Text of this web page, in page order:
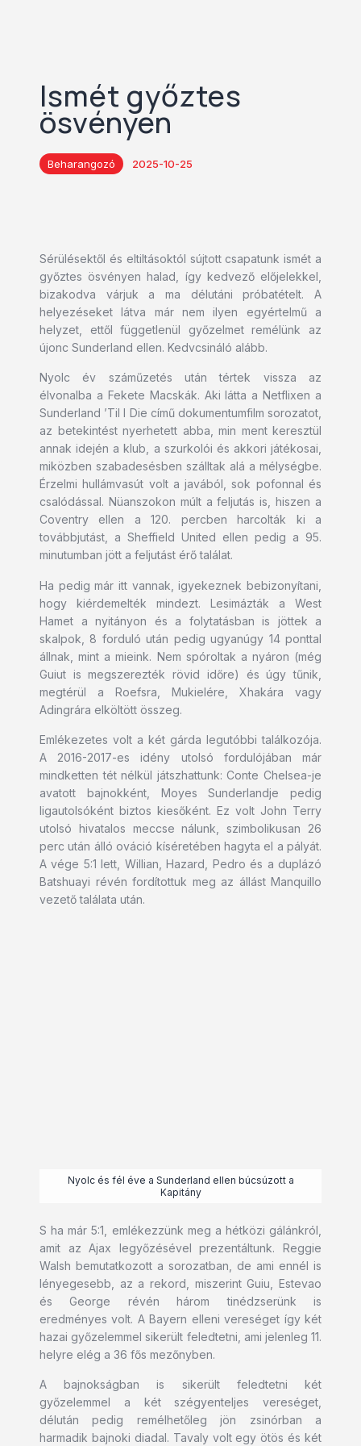
Ismét győztes
ösvényen
Beharangozó 2025-10-25
Sérülésektől és eltiltásoktól sújtott csapatunk ismét a
győztes ösvényen halad, így kedvező előjelekkel,
bizakodva várjuk a ma délutáni próbatételt. A
helyezéseket látva már nem ilyen egyértelmű a
helyzet, ettől függetlenül győzelmet remélünk az
újonc Sunderland ellen. Kedvcsináló alább.
Nyolc év száműzetés után tértek vissza az
élvonalba a Fekete Macskák. Aki látta a Netflixen a
Sunderland ’Til I Die című dokumentumfilm sorozatot,
az betekintést nyerhetett abba, min ment keresztül
annak idején a klub, a szurkolói és akkori játékosai,
miközben szabadesésben szálltak alá a mélységbe.
Érzelmi hullámvasút volt a javából, sok pofonnal és
csalódással. Nüanszokon múlt a feljutás is, hiszen a
Coventry ellen a 120. percben harcolták ki a
továbbjutást, a Sheffield United ellen pedig a 95.
minutumban jött a feljutást érő találat.
Ha pedig már itt vannak, igyekeznek bebizonyítani,
hogy kiérdemelték mindezt. Lesimázták a West
Hamet a nyitányon és a folytatásban is jöttek a
skalpok, 8 forduló után pedig ugyanúgy 14 ponttal
állnak, mint a mieink. Nem spóroltak a nyáron (még
Guiut is megszerezték rövid időre) és úgy tűnik,
megtérül a Roefsra, Mukielére, Xhakára vagy
Adingrára elköltött összeg.
Emlékezetes volt a két gárda legutóbbi találkozója.
A 2016-2017-es idény utolsó fordulójában már
mindketten tét nélkül játszhattunk: Conte Chelsea-je
avatott bajnokként, Moyes Sunderlandje pedig
ligautolsóként biztos kiesőként. Ez volt John Terry
utolsó hivatalos meccse nálunk, szimbolikusan 26
perc után álló ováció kíséretében hagyta el a pályát.
A vége 5:1 lett, Willian, Hazard, Pedro és a duplázó
Batshuayi révén fordítottuk meg az állást Manquillo
vezető találata után.
Nyolc és fél éve a Sunderland ellen búcsúzott a
Kapitány
S ha már 5:1, emlékezzünk meg a hétközi gálánkról,
amit az Ajax legyőzésével prezentáltunk. Reggie
Walsh bemutatkozott a sorozatban, de ami ennél is
lényegesebb, az a rekord, miszerint Guiu, Estevao
és George révén három tinédzserünk is
eredményes volt. A Bayern elleni vereséget így két
hazai győzelemmel sikerült feledtetni, ami jelenleg 11.
helyre elég a 36 fős mezőnyben.
A bajnokságban is sikerült feledtetni két
győzelemmel a két szégyenteljes vereséget,
délután pedig remélhetőleg jön zsinórban a
harmadik bajnoki diadal. Tavaly volt egy ötös és két